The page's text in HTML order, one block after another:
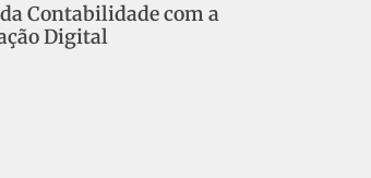
Contabilidade com a
Digital